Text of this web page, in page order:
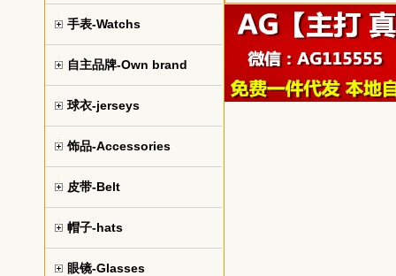
手表-Watchs
自主品牌-Own brand
球衣-jerseys
饰品-Accessories
皮带-Belt
帽子-hats
眼镜-Glasses